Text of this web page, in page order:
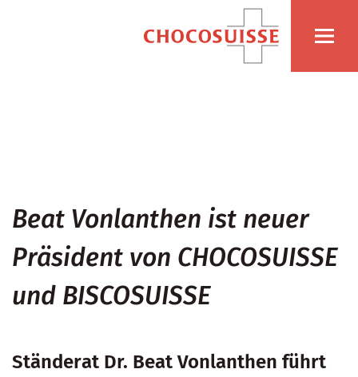
Beat Vonlanthen ist neuer
Präsident von CHOCOSUISSE
und BISCOSUISSE
Ständerat Dr. Beat Vonlanthen führt